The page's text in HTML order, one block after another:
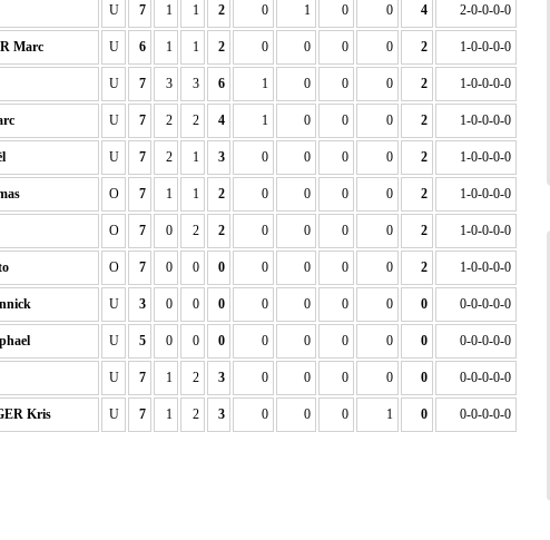
U 7 1 1 2 0 1 0 0 4 2-0-0-0-0
Marc U 6 1 1 2 0 0 0 0 2 1-0-0-0-0
U 7 3 3 6 1 0 0 0 2 1-0-0-0-0
U 7 2 2 4 1 0 0 0 2 1-0-0-0-0
U 7 2 1 3 0 0 0 0 2 1-0-0-0-0
O 7 1 1 2 0 0 0 0 2 1-0-0-0-0
O 7 0 2 2 0 0 0 0 2 1-0-0-0-0
O 7 0 0 0 0 0 0 0 2 1-0-0-0-0
U 3 0 0 0 0 0 0 0 0 0-0-0-0-0
U 5 0 0 0 0 0 0 0 0 0-0-0-0-0
U 7 1 2 3 0 0 0 0 0 0-0-0-0-0
Kris U 7 1 2 3 0 0 0 1 0 0-0-0-0-0